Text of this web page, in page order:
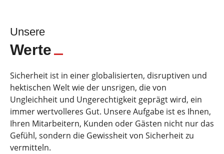
Unsere
Werte
Sicherheit ist in einer globalisierten, disruptiven und
hektischen Welt wie der unsrigen, die von
Ungleichheit und Ungerechtigkeit geprägt wird, ein
immer wertvolleres Gut. Unsere Aufgabe ist es Ihnen,
Ihren Mitarbeitern, Kunden oder Gästen nicht nur das
Gefühl, sondern die Gewissheit von Sicherheit zu
vermitteln.